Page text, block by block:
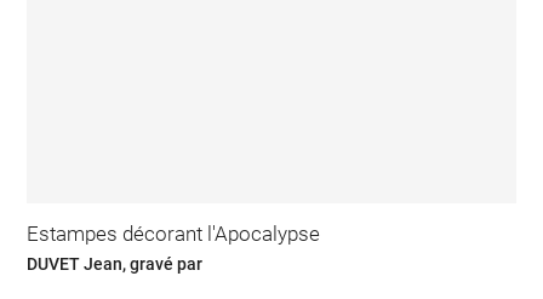
Estampes décorant l'Apocalypse
DUVET Jean, gravé par